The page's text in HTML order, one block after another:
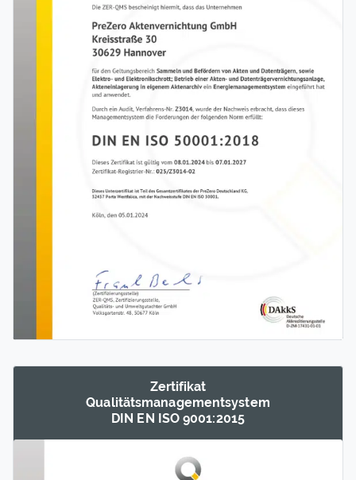
Zertifikat
Qualitäts­management­system
DIN EN ISO 9001:2015